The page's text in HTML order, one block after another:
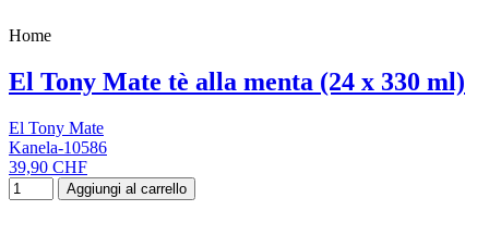
Home
El Tony Mate tè alla menta (24 x 330 ml)
El Tony Mate
Kanela-10586
39,90 CHF
Aggiungi al carrello